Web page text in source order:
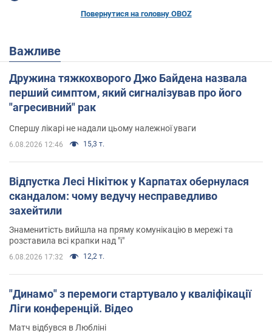
Повернутися на головну OBOZ
Важливе
Дружина тяжкохворого Джо Байдена назвала
перший симптом, який сигналізував про його
"агресивний" рак
Спершу лікарі не надали цьому належної уваги
6.08.2026 12:46 15,3 т.
Відпустка Лесі Нікітюк у Карпатах обернулася
скандалом: чому ведучу несправедливо
захейтили
Знаменитість вийшла на пряму комунікацію в мережі та
розставила всі крапки над "і"
6.08.2026 17:32 12,2 т.
"Динамо" з перемоги стартувало у кваліфікації
Ліги конференцій. Відео
Матч відбувся в Любліні